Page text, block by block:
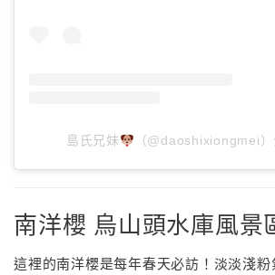
島氏兄妹 （@daoshixiongmei
南洋櫻 烏山頭水庫風景
這裡的南洋櫻是每年春天必訪！淡淡淺粉